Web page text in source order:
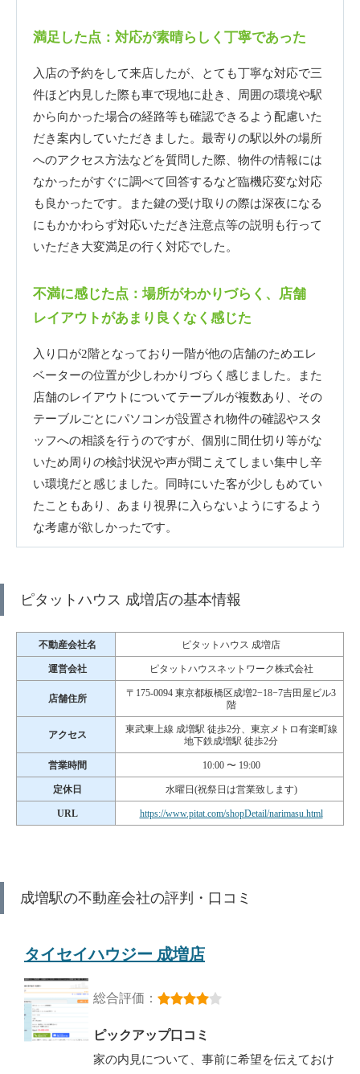
満足した点：対応が素晴らしく丁寧であった
入店の予約をして来店したが、とても丁寧な対応で三
件ほど内見した際も車で現地に赴き、周囲の環境や駅
から向かった場合の経路等も確認できるよう配慮いた
だき案内していただきました。最寄りの駅以外の場所
へのアクセス方法などを質問した際、物件の情報には
なかったがすぐに調べて回答するなど臨機応変な対応
も良かったです。また鍵の受け取りの際は深夜になる
にもかかわらず対応いただき注意点等の説明も行って
いただき大変満足の行く対応でした。
不満に感じた点：場所がわかりづらく、店舗
レイアウトがあまり良くなく感じた
入り口が2階となっており一階が他の店舗のためエレ
ベーターの位置が少しわかりづらく感じました。また
店舗のレイアウトについてテーブルが複数あり、その
テーブルごとにパソコンが設置され物件の確認やスタ
ッフへの相談を行うのですが、個別に間仕切り等がな
いため周りの検討状況や声が聞こえてしまい集中し辛
い環境だと感じました。同時にいた客が少しもめてい
たこともあり、あまり視界に入らないようにするよう
な考慮が欲しかったです。
ピタットハウス 成増店の基本情報
不動産会社名 ピタットハウス 成増店
運営会社 ピタットハウスネットワーク株式会社
店舗住所
〒175-0094 東京都板橋区成増2−18−7吉田屋ビル3
階
アクセス
東武東上線 成増駅 徒歩2分、東京メトロ有楽町線
地下鉄成増駅 徒歩2分
営業時間 10:00 〜 19:00
定休日 水曜日(祝祭日は営業致します)
URL https://www.pitat.com/shopDetail/narimasu.html
成増駅の不動産会社の評判・口コミ
タイセイハウジー 成増店
総合評価：
ピックアップ口コミ
家の内見について、事前に希望を伝えておけ